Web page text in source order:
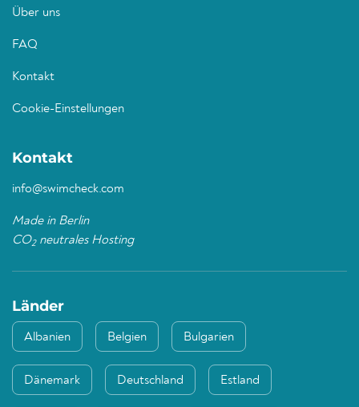
Über uns
FAQ
Kontakt
Cookie-Einstellungen
Kontakt
info@swimcheck.com
Made in Berlin
CO2neutrales Hosting
Länder
Albanien Belgien Bulgarien
Dänemark Deutschland Estland